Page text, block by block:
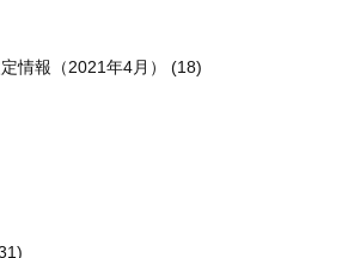
情報（2021年4月） (18)